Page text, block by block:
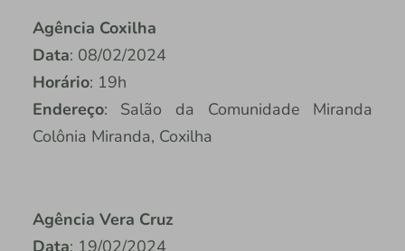
Agência Coxilha
Data: 08/02/2024
Horário: 19h
Endereço: Salão da Comunidade Miranda
Colônia Miranda, Coxilha
Agência Vera Cruz
Data: 19/02/2024